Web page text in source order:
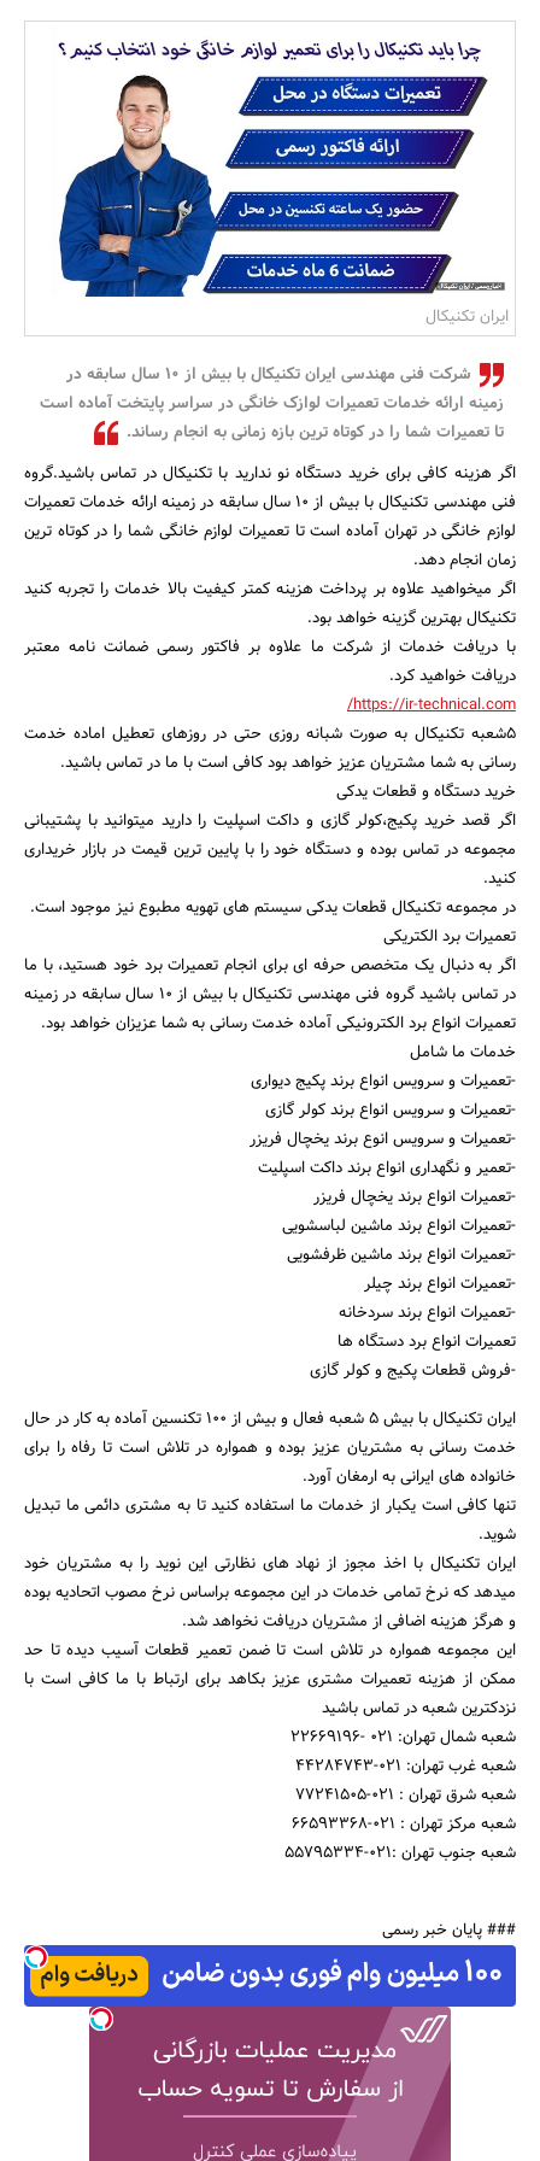
مسکن و ساختمان
ایران تکنیکال
شرکت فنی مهندسی ایران تکنیکال با بیش از 10 سال سابقه در
زمینه ارائه خدمات تعمیرات لوازک خانگی در سراسر پایتخت آماده است
تا تعمیرات شما را در کوتاه ترین بازه زمانی به انجام رساند.
اگر هزینه کافی برای خرید دستگاه نو ندارید با تکنیکال در تماس باشید.گروه
فنی مهندسی تکنیکال با بیش از 10 سال سابقه در زمینه ارائه خدمات تعمیرات
لوازم خانگی در تهران آماده است تا تعمیرات لوازم خانگی شما را در کوتاه ترین
زمان انجام دهد.
اگر میخواهید علاوه بر پرداخت هزینه کمتر کیفیت بالا خدمات را تجربه کنید
تکنیکال بهترین گزینه خواهد بود.
با دریافت خدمات از شرکت ما علاوه بر فاکتور رسمی ضمانت نامه معتبر
دریافت خواهید کرد.
https://ir-technical.com/
5شعبه تکنیکال به صورت شبانه روزی حتی در روزهای تعطیل اماده خدمت
رسانی به شما مشتریان عزیز خواهد بود کافی است با ما در تماس باشید.
خرید دستگاه و قطعات یدکی
اگر قصد خرید پکیج،کولر گازی و داکت اسپلیت را دارید میتوانید با پشتیبانی
مجموعه در تماس بوده و دستگاه خود را با پایین ترین قیمت در بازار خریداری
کنید.
در مجموعه تکنیکال قطعات یدکی سیستم های تهویه مطبوع نیز موجود است.
تعمیرات برد الکتریکی
اگر به دنبال یک متخصص حرفه ای برای انجام تعمیرات برد خود هستید، با ما
در تماس باشید گروه فنی مهندسی تکنیکال با بیش از 10 سال سابقه در زمینه
تعمیرات انواع برد الکترونیکی آماده خدمت رسانی به شما عزیزان خواهد بود.
خدمات ما شامل
-تعمیرات و سرویس انواع برند پکیج دیواری
-تعمیرات و سرویس انواع برند کولر گازی
-تعمیرات و سرویس انوع برند یخچال فریزر
-تعمیر و نگهداری انواع برند داکت اسپلیت
-تعمیرات انواع برند یخچال فریزر
-تعمیرات انواع برند ماشین لباسشویی
-تعمیرات انواع برند ماشین ظرفشویی
-تعمیرات انواع برند چیلر
-تعمیرات انواع برند سردخانه
تعمیرات انواع برد دستگاه ها
-فروش قطعات پکیج و کولر گازی
ایران تکنیکال با بیش 5 شعبه فعال و بیش از 100 تکنسین آماده به کار در حال
خدمت رسانی به مشتریان عزیز بوده و همواره در تلاش است تا رفاه را برای
خانواده های ایرانی به ارمغان آورد.
تنها کافی است یکبار از خدمات ما استفاده کنید تا به مشتری دائمی ما تبدیل
شوید.
ایران تکنیکال با اخذ مجوز از نهاد های نظارتی این نوید را به مشتریان خود
میدهد که نرخ تمامی خدمات در این مجموعه براساس نرخ مصوب اتحادیه بوده
و هرگز هزینه اضافی از مشتریان دریافت نخواهد شد.
این مجموعه همواره در تلاش است تا ضمن تعمیر قطعات آسیب دیده تا حد
ممکن از هزینه تعمیرات مشتری عزیز بکاهد برای ارتباط با ما کافی است با
نزدکترین شعبه در تماس باشید
شعبه شمال تهران: 021 -22669196
شعبه غرب تهران: 021-44284743
شعبه شرق تهران : 021-77241505
شعبه مرکز تهران : 021-66593368
شعبه جنوب تهران :021-55795334
### پایان خبر رسمی